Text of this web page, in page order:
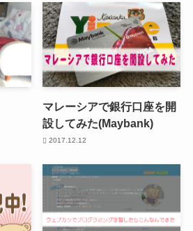
マレーシアで銀行口座を開
設してみた(Maybank)
2017.12.12